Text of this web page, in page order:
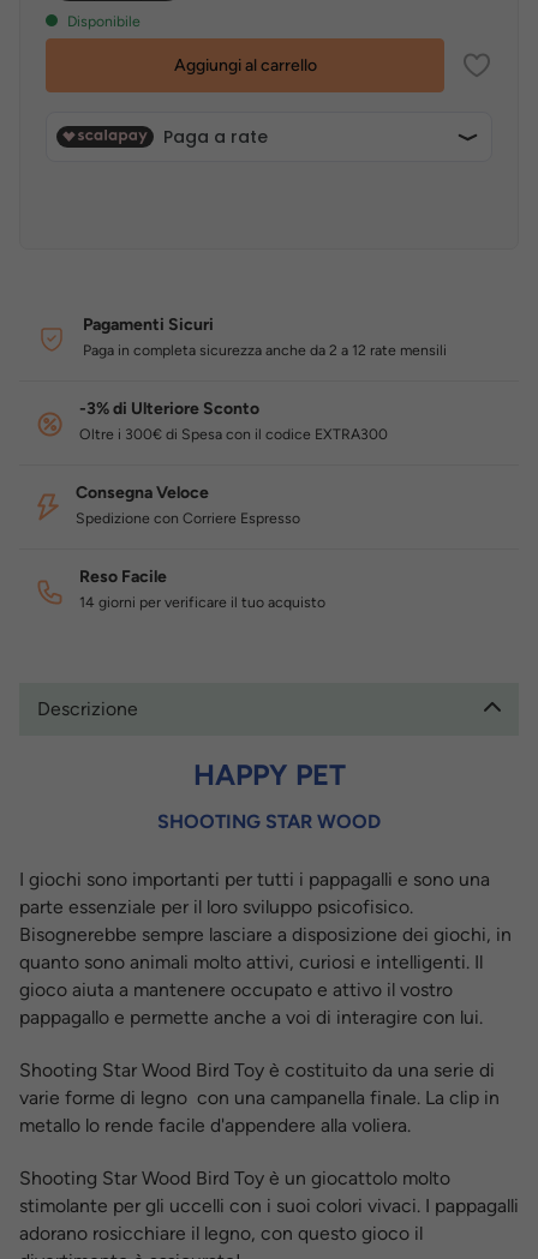
Disponibile
Aggiungi al carrello
Pagamenti Sicuri
Paga in completa sicurezza anche da 2 a 12 rate mensili
-3% di Ulteriore Sconto
Oltre i 300€ di Spesa con il codice EXTRA300
Consegna Veloce
Spedizione con Corriere Espresso
Reso Facile
14 giorni per verificare il tuo acquisto
Descrizione
HAPPY PET
SHOOTING STAR WOOD
I giochi sono importanti per tutti i pappagalli e sono una
parte essenziale per il loro sviluppo psicofisico.
Bisognerebbe sempre lasciare a disposizione dei giochi, in
quanto sono animali molto attivi, curiosi e intelligenti. Il
gioco aiuta a mantenere occupato e attivo il vostro
pappagallo e permette anche a voi di interagire con lui.
Shooting Star Wood Bird Toy è costituito da una serie di
varie forme di legno con una campanella finale. La clip in
metallo lo rende facile d'appendere alla voliera.
Shooting Star Wood Bird Toy è un giocattolo molto
stimolante per gli uccelli con i suoi colori vivaci. I pappagalli
adorano rosicchiare il legno, con questo gioco il